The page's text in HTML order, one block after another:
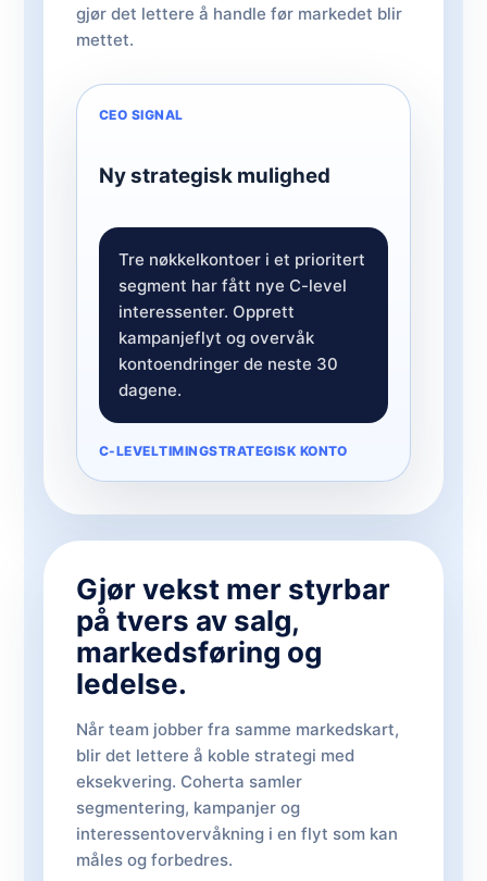
gjør det lettere å handle før markedet blir
mettet.
CEO SIGNAL
Ny strategisk mulighed
Tre nøkkelkontoer i et prioritert
segment har fått nye C-level
interessenter. Opprett
kampanjeflyt og overvåk
kontoendringer de neste 30
dagene.
C-LEVELTIMINGSTRATEGISK KONTO
Gjør vekst mer styrbar
på tvers av salg,
markedsføring og
ledelse.
Når team jobber fra samme markedskart,
blir det lettere å koble strategi med
eksekvering. Coherta samler
segmentering, kampanjer og
interessentovervåkning i en flyt som kan
måles og forbedres.